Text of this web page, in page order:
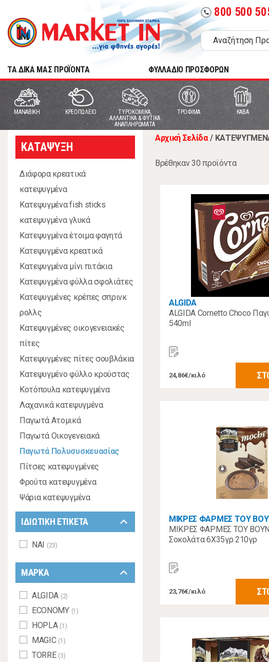
call 800 500
TA ΔΙΚΑ ΜΑΣ ΠΡΟΪΟΝΤΑ ΦΥΛΛΑΔΙΟ ΠΡΟΣΦΟΡΩΝ
MANABIKH ΚΡΕΟΠΩΛΕΙΟ
ΤΥΡΟΚΟΜΙΚΑ,
ΑΛΛΑΝΤΙΚΑ & ΦΥΤΙΚΑ
ΑΝΑΠΛΗΡΩΜΑΤΑ
ΤΡΟΦΙΜΑ ΚΑΒΑ
ΚΑΤΑΨΥΞΗ
Διάφορα κρεατικά
κατεψυγμένα
Κατεψυγμένα fish sticks
κατεψυγμένα γλυκά
Κατεψυγμένα έτοιμα φαγητά
Κατεψυγμένα κρεατικά
Κατεψυγμένα μίνι πιτάκια
Κατεψυγμένα φύλλα σφολιάτες
Κατεψυγμένες κρέπες σπρινκ
ρολλς
Κατεψυγμένες οικογενειακές
πίτες
Κατεψυγμένες πίτες σουβλάκια
Κατεψυγμένο φύλλο κρούστας
Κοτόπουλα κατεψυγμένα
Λαχανικά κατεψυγμένα
Παγωτά Ατομικά
Παγωτά Οικογενειακά
Παγωτά Πολυσυσκευασίας
Πίτσες κατεψυγμένες
Φρούτα κατεψυγμένα
Ψάρια κατεψυγμένα
ΙΔΙΩΤΙΚΗ ΕΤΙΚΕΤΑ keyboard_arrow_down
ΝΑΙ (23)
ΜΑΡΚΑ keyboard_arrow_down
ALGIDA (2)
ECONOMY (1)
HOPLA (1)
MAGIC (1)
TORRE (3)
Αρχική Σελίδα /
Βρέθηκαν 30 προϊόντα
ALGIDA
ALGIDA Cornetto Choco
540ml
24,86€/κιλό
ΜΙΚΡΕΣ ΦΑΡΜΕΣ ΤΟΥ
ΜΙΚΡΕΣ ΦΑΡΜΕΣ ΤΟΥ
Σοκολάτα 6Χ35γρ 210γρ
23,76€/κιλό